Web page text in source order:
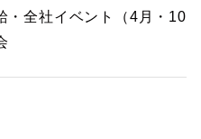
・全社イベント（4月・10